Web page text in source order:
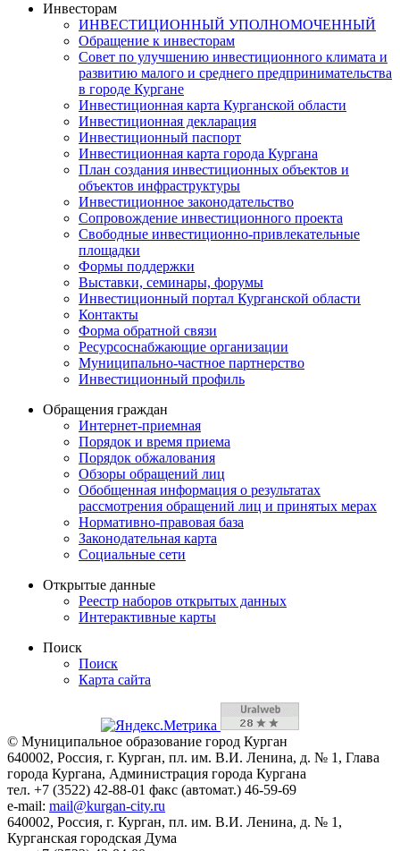
Инвесторам
ИНВЕСТИЦИОННЫЙ УПОЛНОМОЧЕННЫЙ
Обращение к инвесторам
Совет по улучшению инвестиционного климата и
развитию малого и среднего предпринимательства
в городе Кургане
Инвестиционная карта Курганской области
Инвестиционная декларация
Инвестиционный паспорт
Инвестиционная карта города Кургана
План создания инвестиционных объектов и
объектов инфраструктуры
Инвестиционное законодательство
Сопровождение инвестиционного проекта
Свободные инвестиционно-привлекательные
площадки
Формы поддержки
Выставки, семинары, форумы
Инвестиционный портал Курганской области
Контакты
Форма обратной связи
Ресурсоснабжающие организации
Муниципально-частное партнерство
Инвестиционный профиль
Обращения граждан
Интернет-приемная
Порядок и время приема
Порядок обжалования
Обзоры обращений лиц
Обобщенная информация о результатах
рассмотрения обращений лиц и принятых мерах
Нормативно-правовая база
Законодательная карта
Социальные сети
Открытые данные
Реестр наборов открытых данных
Интерактивные карты
Поиск
Поиск
Карта сайта
© Муниципальное образование город Курган
640002, Россия, г. Курган, пл. им. В.И. Ленина, д. № 1, Глава
города Кургана, Администрация города Кургана
тел. +7 (3522) 42-88-01 факс (автомат.) 46-59-69
e-mail: mail@kurgan-city.ru
640002, Россия, г. Курган, пл. им. В.И. Ленина, д. № 1,
Курганская городская Дума